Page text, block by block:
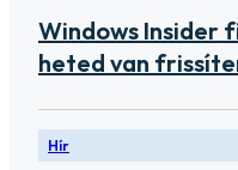
Windows Insider
heted van
Hír